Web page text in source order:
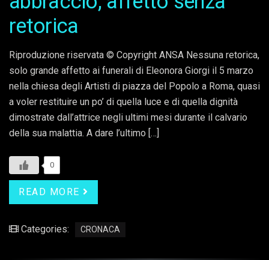
retorica
Riproduzione riservata © Copyright ANSA Nessuna retorica,
solo grande affetto ai funerali di Eleonora Giorgi il 5 marzo
nella chiesa degli Artisti di piazza del Popolo a Roma, quasi
a voler restituire un po’ di quella luce e di quella dignità
dimostrate dall’attrice negli ultimi mesi durante il calvario
della sua malattia. A dare l’ultimo […]
0
READ MORE
Categories: CRONACA